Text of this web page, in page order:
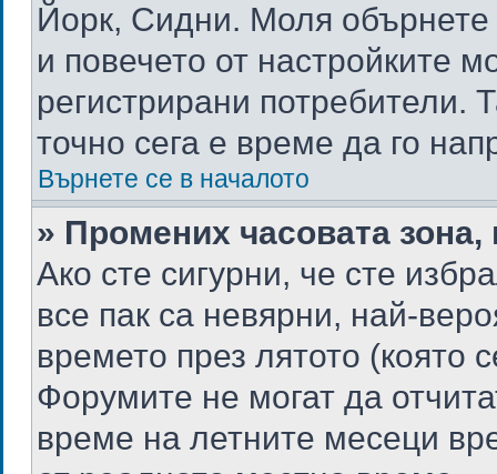
Йорк, Сидни. Моля обърнете
и повечето от настройките
регистрирани потребители.
точно сега е време да го
Върнете се в началото
» Промених часовата
Ако сте сигурни, че сте
все пак са невярни, най-
времето през лятото (която
Форумите не могат да
време на летните месеци